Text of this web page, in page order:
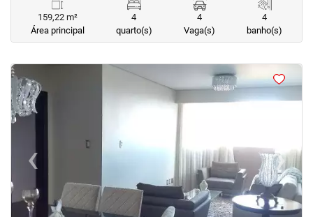
159,22 m²
Área principal
4
quarto(s)
4
Vaga(s)
4
banho(s)
<
‹Previous ›Next